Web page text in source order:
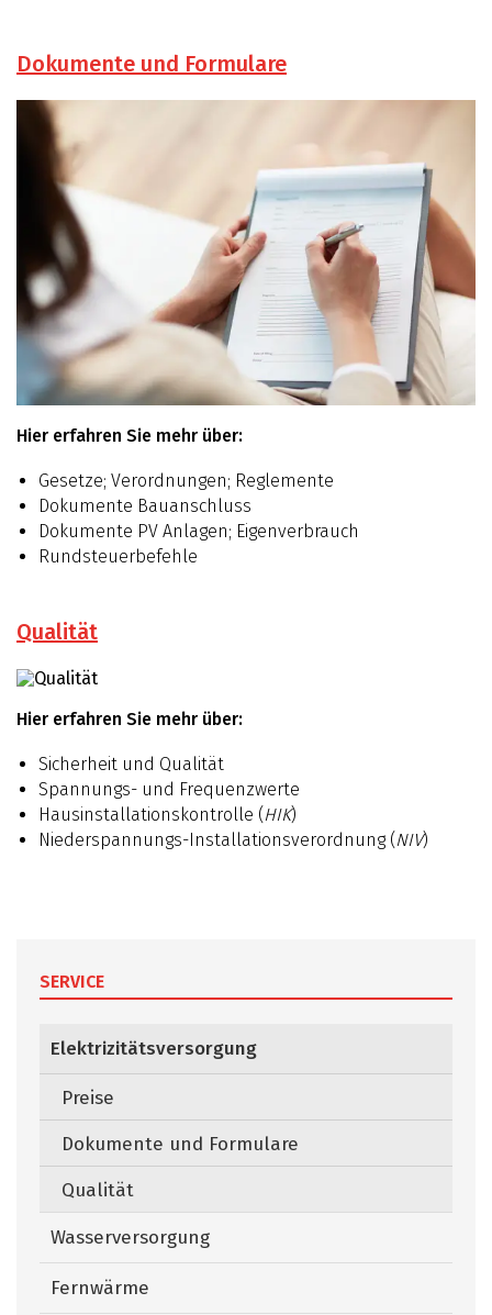
SERVICE
Elektrizitätsversorgung
Preise
Dokumente und Formulare
Qualität
Wasserversorgung
Fernwärme
Dokumente und Formulare
Hier erfahren Sie mehr über:
Gesetze; Verordnungen; Reglemente
Dokumente Bauanschluss
Dokumente PV Anlagen; Eigenverbrauch
Rundsteuerbefehle
Qualität
Hier erfahren Sie mehr über:
Sicherheit und Qualität
Spannungs- und Frequenzwerte
Hausinstallationskontrolle (HIK)
Niederspannungs-Installationsverordnung (NIV)